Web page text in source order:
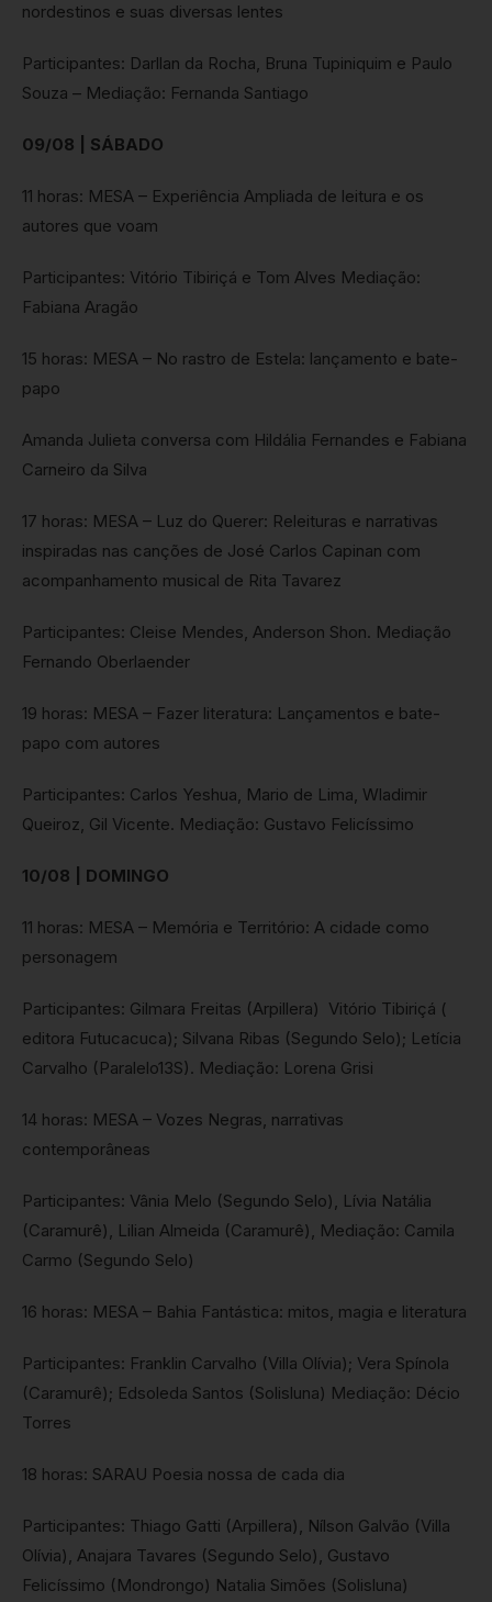
nordestinos e suas diversas lentes
Participantes: Darllan da Rocha, Bruna Tupiniquim e Paulo
Souza – Mediação: Fernanda Santiago
09/08 | SÁBADO
11 horas: MESA – Experiência Ampliada de leitura e os
autores que voam
Participantes: Vitório Tibiriçá e Tom Alves Mediação:
Fabiana Aragão
15 horas: MESA – No rastro de Estela: lançamento e bate-
papo
Amanda Julieta conversa com Hildália Fernandes e Fabiana
Carneiro da Silva
17 horas: MESA – Luz do Querer: Releituras e narrativas
inspiradas nas canções de José Carlos Capinan com
acompanhamento musical de Rita Tavarez
Participantes: Cleise Mendes, Anderson Shon. Mediação
Fernando Oberlaender
19 horas: MESA – Fazer literatura: Lançamentos e bate-
papo com autores
Participantes: Carlos Yeshua, Mario de Lima, Wladimir
Queiroz, Gil Vicente. Mediação: Gustavo Felicíssimo
10/08 | DOMINGO
11 horas: MESA – Memória e Território: A cidade como
personagem
Participantes: Gilmara Freitas (Arpillera) Vitório Tibiriçá (
editora Futucacuca); Silvana Ribas (Segundo Selo); Letícia
Carvalho (Paralelo13S). Mediação: Lorena Grisi
14 horas: MESA – Vozes Negras, narrativas
contemporâneas
Participantes: Vânia Melo (Segundo Selo), Lívia Natália
(Caramurê), Lilian Almeida (Caramurê), Mediação: Camila
Carmo (Segundo Selo)
16 horas: MESA – Bahia Fantástica: mitos, magia e literatura
Participantes: Franklin Carvalho (Villa Olívia); Vera Spínola
(Caramurê); Edsoleda Santos (Solisluna) Mediação: Décio
Torres
18 horas: SARAU Poesia nossa de cada dia
Participantes: Thiago Gatti (Arpillera), Nílson Galvão (Villa
Olívia), Anajara Tavares (Segundo Selo), Gustavo
Felicíssimo (Mondrongo) Natalia Simões (Solisluna)